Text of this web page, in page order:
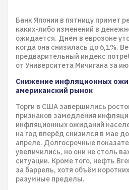
Банк Японии в пятницу примет
каких-либо изменений в
ожидается. Днём в еврозоне
когда она снизилась до 6,1%.
предварительный индекс
от Университета Мичигана за
Снижение инфляционных
американский рынок
Торги в США завершились
признаков замедления
инфляционных ожиданий
на год вперёд снизился в мае
апреле. Долгосрочные
увеличились, но они не столь
ситуации. Кроме того, нефть
за баррель, хотя объём
разумные пределы.